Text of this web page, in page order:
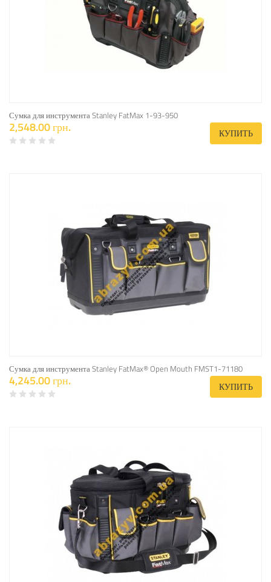
Сумка для инструмента Stanley FatMax 1-93-950
2,548.00 грн. КУПИТЬ
Сумка для инструмента Stanley FatMax® Open Mouth FMST1-71180
4,245.00 грн. КУПИТЬ